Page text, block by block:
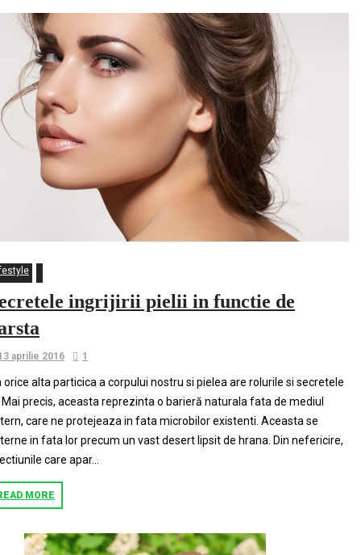
ingrijirii pielii in functie de
aprilie 2016 1
orice alta particica a corpului nostru si pielea are rolurile si secretele
Mai precis, aceasta reprezinta o barieră naturala fata de mediul
care ne protejeaza in fata microbilor existenti. Aceasta se
in fata lor precum un vast desert lipsit de hrana. Din nefericire,
care apar...
MORE